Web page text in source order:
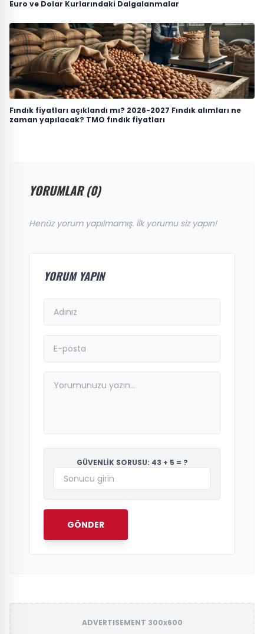
Euro ve Dolar Kurlarındaki Dalgalanmalar
Fındık fiyatları açıklandı mı? 2026-2027 Fındık alımları ne
zaman yapılacak? TMO fındık fiyatları
YORUMLAR (0)
Henüz yorum yapılmamış. İlk yorumu siz yapın!
YORUM YAPIN
GÜVENLİK SORUSU: 43 + 5 = ?
GÖNDER
ADVERTISEMENT 300x600